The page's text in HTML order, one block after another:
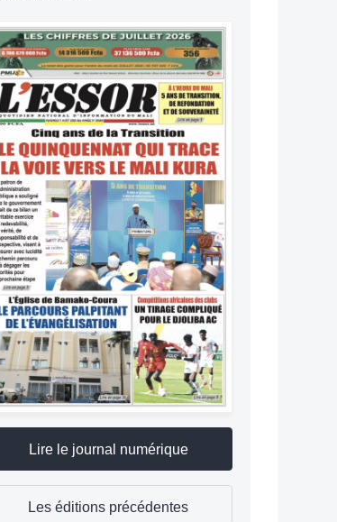
Lire le journal numérique
Les éditions précédentes